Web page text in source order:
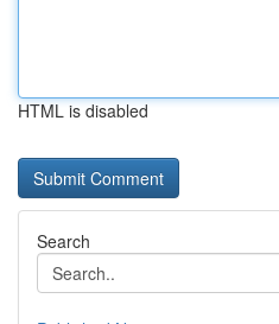
HTML is disabled
Search